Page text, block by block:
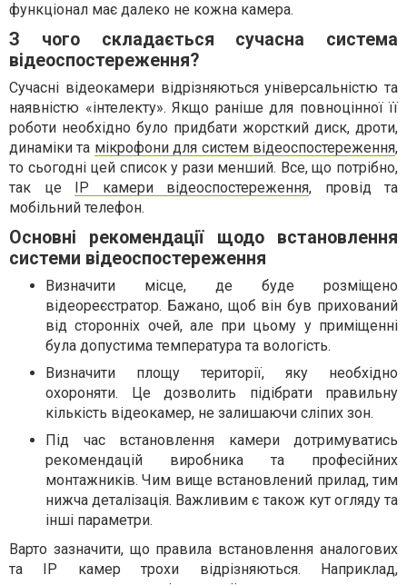
функціонал має далеко не кожна камера.
З чого складається сучасна система
відеоспостереження?
Сучасні відеокамери відрізняються універсальністю та
наявністю «інтелекту». Якщо раніше для повноцінної її
роботи необхідно було придбати жорсткий диск, дроти,
динаміки та мікрофони для систем відеоспостереження,
то сьогодні цей список у рази менший. Все, що потрібно,
так це IP камери відеоспостереження, провід та
мобільний телефон.
Основні рекомендації щодо встановлення
системи відеоспостереження
Визначити місце, де буде розміщено
відеореєстратор. Бажано, щоб він був прихований
від сторонніх очей, але при цьому у приміщенні
була допустима температура та вологість.
Визначити площу території, яку необхідно
охороняти. Це дозволить підібрати правильну
кількість відеокамер, не залишаючи сліпих зон.
Під час встановлення камери дотримуватись
рекомендацій виробника та професійних
монтажників. Чим вище встановлений прилад, тим
нижча деталізація. Важливим є також кут огляду та
інші параметри.
Варто зазначити, що правила встановлення аналогових
та IP камер трохи відрізняються. Наприклад,